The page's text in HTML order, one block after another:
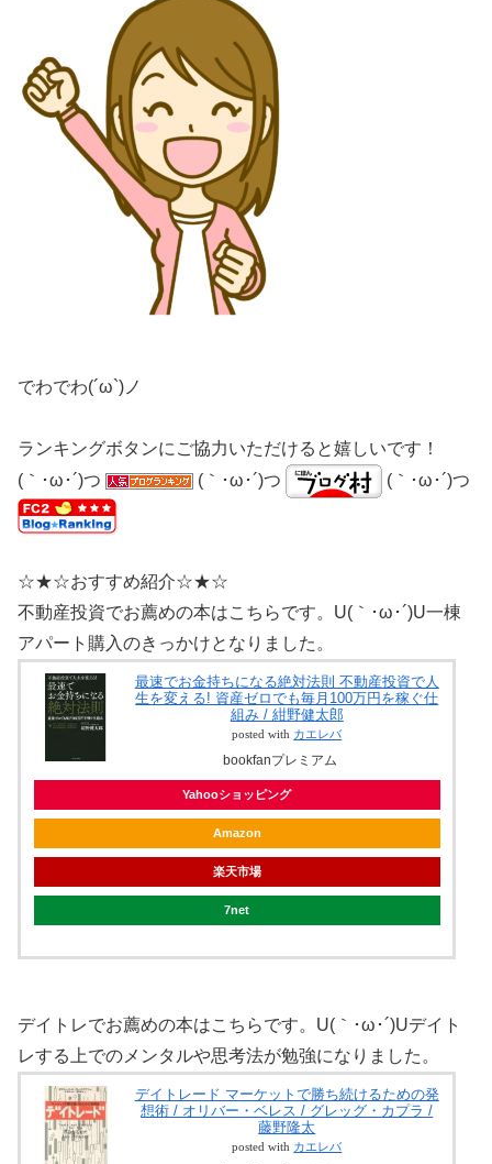
でわでわ(´ω`)ノ
ランキングボタンにご協力いただけると嬉しいです！
(｀･ω･´)つ
(｀･ω･´)つ (｀･ω･´)つ
☆★☆おすすめ紹介☆★☆
不動産投資でお薦めの本はこちらです。U(｀･ω･´)U一棟
アパート購入のきっかけとなりました。
最速でお金持ちになる絶対法則 不動産投資で人
生を変える! 資産ゼロでも毎月100万円を稼ぐ仕
組み / 紺野健太郎
posted with カエレバ
bookfanプレミアム
Yahooショッピング
Amazon
楽天市場
7net
デイトレでお薦めの本はこちらです。U(｀･ω･´)Uデイト
レする上でのメンタルや思考法が勉強になりました。
デイトレード マーケットで勝ち続けるための発
想術 / オリバー・ベレス / グレッグ・カプラ /
藤野隆太
posted with カエレバ